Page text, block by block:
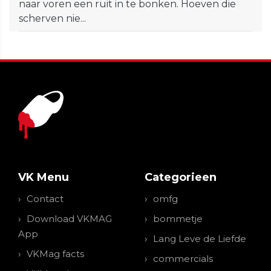
naar voren een ruit in te bonken. Hoeven die
scherven nie...
VK Menu
Contact
Download VKMAG
App
VKMag facts
Categorieen
omfg
bommetje
Lang Leve de Liefde
commercials